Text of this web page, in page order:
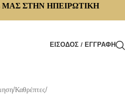
ΣΤΗΝ ΗΠΕΙΡΩΤΙΚΗ
ΕΊΣΟΔΟΣ / ΕΓΓΡΑΦΉ
/Καθρέπτες/